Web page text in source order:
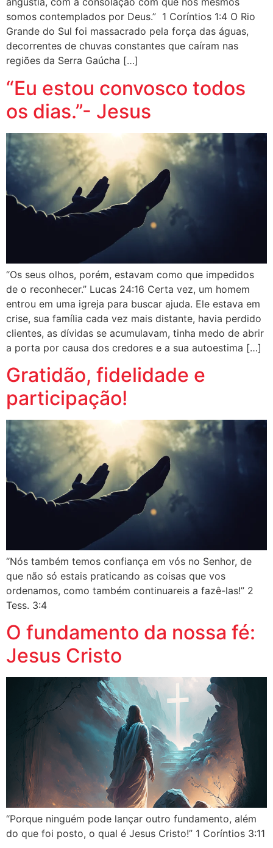
somos contemplados por Deus.” 1 Coríntios 1:4 O Rio
Grande do Sul foi massacrado pela força das águas,
decorrentes de chuvas constantes que caíram nas
regiões da Serra Gaúcha […]
“Eu estou convosco todos
os dias.”- Jesus
“Os seus olhos, porém, estavam como que impedidos
de o reconhecer.” Lucas 24:16 Certa vez, um homem
entrou em uma igreja para buscar ajuda. Ele estava em
crise, sua família cada vez mais distante, havia perdido
clientes, as dívidas se acumulavam, tinha medo de abrir
a porta por causa dos credores e a sua autoestima […]
Gratidão, fidelidade e
participação!
“Nós também temos confiança em vós no Senhor, de
que não só estais praticando as coisas que vos
ordenamos, como também continuareis a fazê-las!” 2
Tess. 3:4
O fundamento da nossa fé:
Jesus Cristo
“Porque ninguém pode lançar outro fundamento, além
do que foi posto, o qual é Jesus Cristo!” 1 Coríntios 3:11